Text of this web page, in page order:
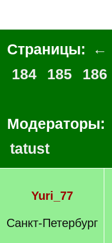
Страницы: ←
184
185 186
Модераторы:
tatust
Yuri_77
Санкт-Петербург